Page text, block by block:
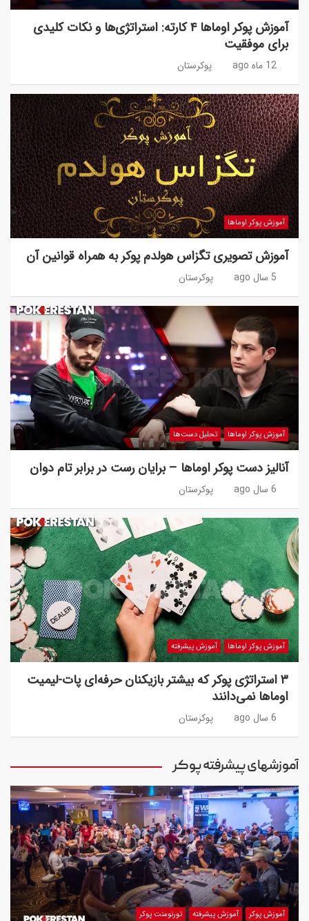
آموزش پوکر اوماها ۴ کارته: استراتژی‌ها و نکات کلیدی
برای موفقیت
12 ماه ago پوکرستان
آموزش پوکر اوماها
آموزش تصویری تگزاس هولدم پوکر به همراه قوانین آن
5 سال ago پوکرستان
آموزش پوکر اوماها تحلیل دست‌ها
آنالیز دست پوکر اوماها – برایان رست در برابر تام دوان
6 سال ago پوکرستان
آموزش پوکر اوماها آموزش پیشرفته
۳ استراتژی پوکر که بیشتر بازیکنان حرفه‌ای پات-لیمیت
اوماها نمی‌دانند
6 سال ago پوکرستان
آموزشهای پیشرفته پوکر
آموزش پوکر آموزش پیشرفته تورنومنت پوکر